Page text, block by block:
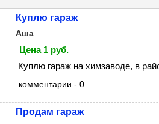
Куплю гараж
Аша
Цена 1 руб.
Куплю гараж на химзаводе, в
комментарии - 0
Продам гараж